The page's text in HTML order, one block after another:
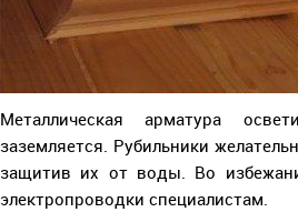
Металлическая арматура
заземляется. Рубильники
защитив их от воды. Во
электропроводки специалистам.